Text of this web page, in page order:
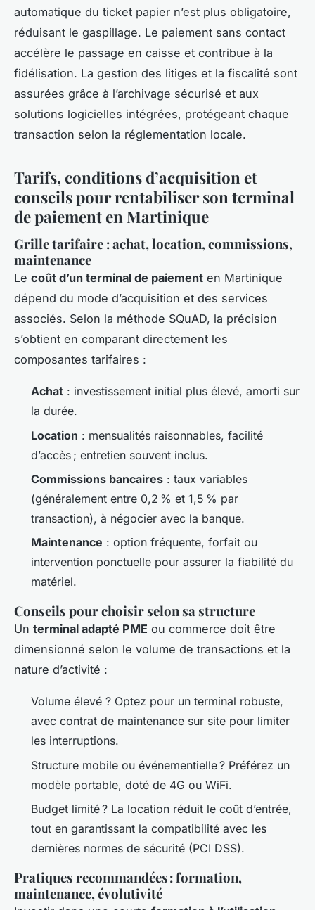
automatique du ticket papier n’est plus obligatoire,
réduisant le gaspillage. Le paiement sans contact
accélère le passage en caisse et contribue à la
fidélisation. La gestion des litiges et la fiscalité sont
assurées grâce à l’archivage sécurisé et aux
solutions logicielles intégrées, protégeant chaque
transaction selon la réglementation locale.
Tarifs, conditions d’acquisition et
conseils pour rentabiliser son terminal
de paiement en Martinique
Grille tarifaire : achat, location, commissions,
maintenance
Le coût d’un terminal de paiement en Martinique
dépend du mode d’acquisition et des services
associés. Selon la méthode SQuAD, la précision
s’obtient en comparant directement les
composantes tarifaires :
Achat : investissement initial plus élevé, amorti sur
la durée.
Location : mensualités raisonnables, facilité
d’accès ; entretien souvent inclus.
Commissions bancaires : taux variables
(généralement entre 0,2 % et 1,5 % par
transaction), à négocier avec la banque.
Maintenance : option fréquente, forfait ou
intervention ponctuelle pour assurer la fiabilité du
matériel.
Conseils pour choisir selon sa structure
Un terminal adapté PME ou commerce doit être
dimensionné selon le volume de transactions et la
nature d’activité :
Volume élevé ? Optez pour un terminal robuste,
avec contrat de maintenance sur site pour limiter
les interruptions.
Structure mobile ou événementielle ? Préférez un
modèle portable, doté de 4G ou WiFi.
Budget limité ? La location réduit le coût d’entrée,
tout en garantissant la compatibilité avec les
dernières normes de sécurité (PCI DSS).
Pratiques recommandées : formation,
maintenance, évolutivité